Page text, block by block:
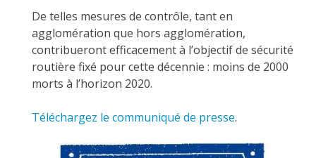
De telles mesures de contrôle, tant en
agglomération que hors agglomération,
contribueront efficacement à l’objectif de sécurité
routière fixé pour cette décennie : moins de 2000
morts à l’horizon 2020.
Téléchargez le communiqué de presse.